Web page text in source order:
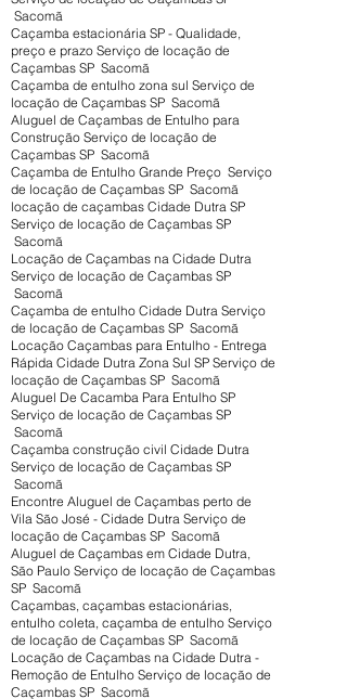
Sacomã
Caçamba estacionária SP - Qualidade,
preço e prazo Serviço de locação de
Caçambas SP Sacomã
Caçamba de entulho zona sul Serviço de
locação de Caçambas SP Sacomã
Aluguel de Caçambas de Entulho para
Construção Serviço de locação de
Caçambas SP Sacomã
Caçamba de Entulho Grande Preço Serviço
de locação de Caçambas SP Sacomã
locação de caçambas Cidade Dutra SP
Serviço de locação de Caçambas SP
Sacomã
Locação de Caçambas na Cidade Dutra
Serviço de locação de Caçambas SP
Sacomã
Caçamba de entulho Cidade Dutra Serviço
de locação de Caçambas SP Sacomã
Locação Caçambas para Entulho - Entrega
Rápida Cidade Dutra Zona Sul SP Serviço de
locação de Caçambas SP Sacomã
Aluguel De Cacamba Para Entulho SP
Serviço de locação de Caçambas SP
Sacomã
Caçamba construção civil Cidade Dutra
Serviço de locação de Caçambas SP
Sacomã
Encontre Aluguel de Caçambas perto de
Vila São José - Cidade Dutra Serviço de
locação de Caçambas SP Sacomã
Aluguel de Caçambas em Cidade Dutra,
São Paulo Serviço de locação de Caçambas
SP Sacomã
Caçambas, caçambas estacionárias,
entulho coleta, caçamba de entulho Serviço
de locação de Caçambas SP Sacomã
Locação de Caçambas na Cidade Dutra -
Remoção de Entulho Serviço de locação de
Caçambas SP Sacomã